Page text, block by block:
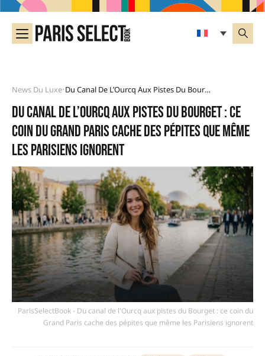
News Du Luxe• Du Canal De L’Ourcq Aux Pistes Du Bourget : Ce Coin Du Grand Paris Cache Des Pépites Que Même Les Parisiens Ignorent
Du canal de l’Ourcq aux pistes du Bourget : ce
coin du Grand Paris cache des pépites que même
les Parisiens ignorent
ParisSelectBook - Du canal de l'Ourcq aux pistes du Bourget : ce coin du
Grand Paris cache des pépites que même les Parisiens ignorent